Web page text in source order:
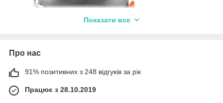
Показати все
Про нас
91% позитивних з 248 відгуків за рік
Працює з 28.10.2019